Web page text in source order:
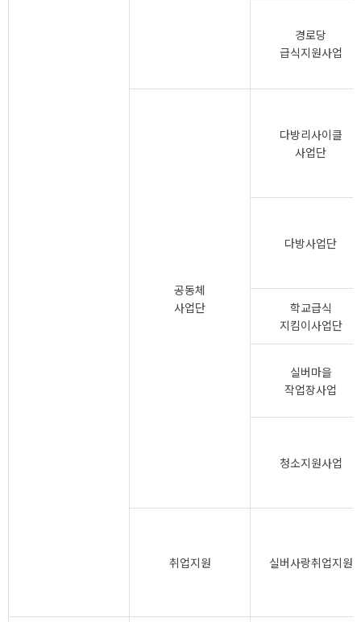
경로당
급식지원사업
공동체
사업단
다방리사이클
사업단
다방사업단
학교급식
지킴이사업단
실버마을
작업장사업
청소지원사업
취업지원 실버사랑취업지원